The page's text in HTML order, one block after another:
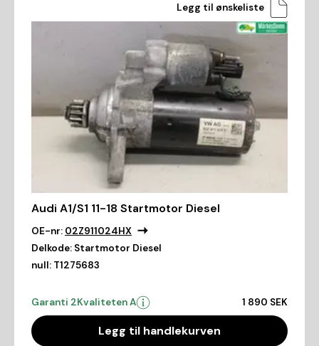
Legg til ønskeliste
Audi A1/S1 11-18 Startmotor Diesel
OE-nr: 02Z911024HX
Delkode: Startmotor Diesel
null: T1275683
Garanti 2Kvaliteten A 1 890 SEK
Legg til handlekurven